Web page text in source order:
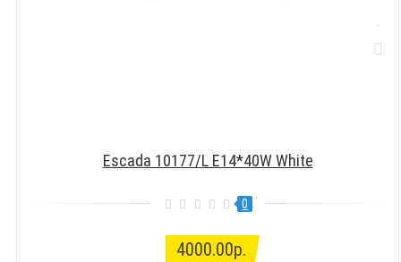
Escada 10177/L E14*40W White
0
4000.00р.